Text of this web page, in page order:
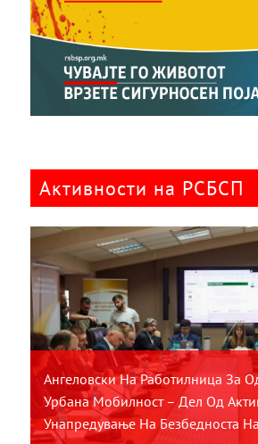
Активности на РСБСП
Ангеловски На Работилница За
Урбана Мобилност – Дел Од
Унапредување На Безбедноста